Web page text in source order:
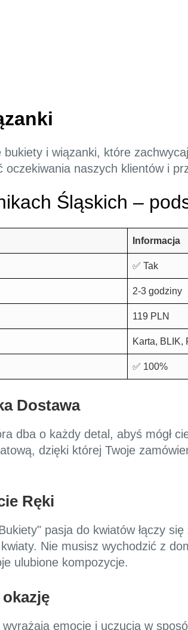
i wiązanki, które
oczekiwania naszych klientów i
Śląskich –
Informacja
✅ Tak
2-3 godziny
119 PLN
Karta, BLIK,
✅ 100%
Dostawa
dba o każdy detal, abyś mógł
dzięki której Twoje
Ręki
pasja do kwiatów łączy
Nie musisz wychodzić z
ulubione kompozycje.
emocje i uczucia w